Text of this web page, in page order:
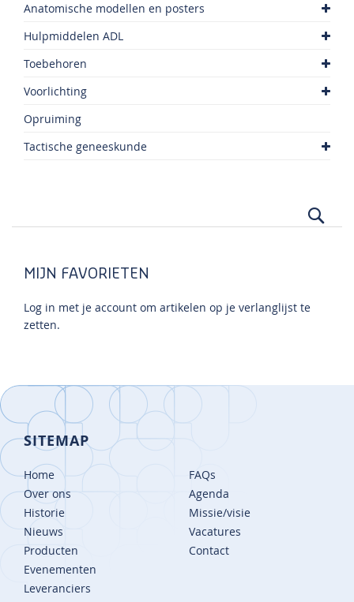
Anatomische modellen en posters
Hulpmiddelen ADL
Toebehoren
Voorlichting
Opruiming
Tactische geneeskunde
MIJN FAVORIETEN
Log in met je account om artikelen op je verlanglijst te
zetten.
SITEMAP
Home
Over ons
Historie
Nieuws
Producten
Evenementen
Leveranciers
FAQs
Agenda
Missie/visie
Vacatures
Contact